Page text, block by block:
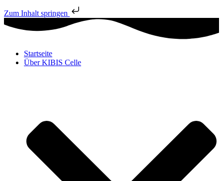
Zum Inhalt springen
Startseite
Über KIBIS Celle